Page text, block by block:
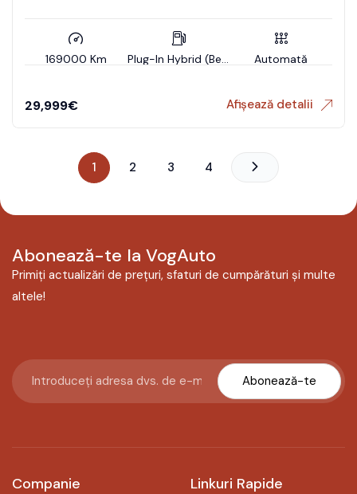
169000 Km Plug-In Hybrid (Benzin) Automată
29,999€ Afișează detalii
1 2 3 4
Abonează-te la VogAuto
Primiți actualizări de prețuri, sfaturi de cumpărături și multe
altele!
Abonează-te
Companie Linkuri Rapide